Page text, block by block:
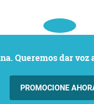
Queremos dar
PROMOCIONE